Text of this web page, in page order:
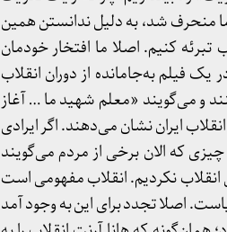
منحرف شد، به دلیل ندانستن همین
کنیم. اصلا ما افتخار خودمان
فیلم به‌جامانده از دوران انقلاب
و می‌گویند «معلم شهید ما … آغاز
ایران نشان می‌دهند. اگر ایرادی
چیزی که الان برخی از مردم می‌گویند
انقلاب نکردیم. انقلاب مفهومی است
اصلا تجدد برای این به وجود آمد